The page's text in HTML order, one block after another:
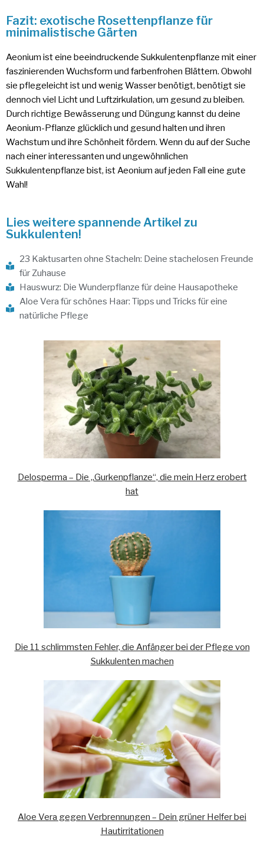
Fazit: exotische Rosettenpflanze für
minimalistische Gärten
Aeonium ist eine beeindruckende Sukkulentenpflanze mit einer
faszinierenden Wuchsform und farbenfrohen Blättern. Obwohl
sie pflegeleicht ist und wenig Wasser benötigt, benötigt sie
dennoch viel Licht und Luftzirkulation, um gesund zu bleiben.
Durch richtige Bewässerung und Düngung kannst du deine
Aeonium-Pflanze glücklich und gesund halten und ihren
Wachstum und ihre Schönheit fördern. Wenn du auf der Suche
nach einer interessanten und ungewöhnlichen
Sukkulentenpflanze bist, ist Aeonium auf jeden Fall eine gute
Wahl!
Lies weitere spannende Artikel zu
Sukkulenten!
23 Kaktusarten ohne Stacheln: Deine stachelosen Freunde
für Zuhause
Hauswurz: Die Wunderpflanze für deine Hausapotheke
Aloe Vera für schönes Haar: Tipps und Tricks für eine
natürliche Pflege
Delosperma – Die „Gurkenpflanze“, die mein Herz erobert
hat
Die 11 schlimmsten Fehler, die Anfänger bei der Pflege von
Sukkulenten machen
Aloe Vera gegen Verbrennungen – Dein grüner Helfer bei
Hautirritationen